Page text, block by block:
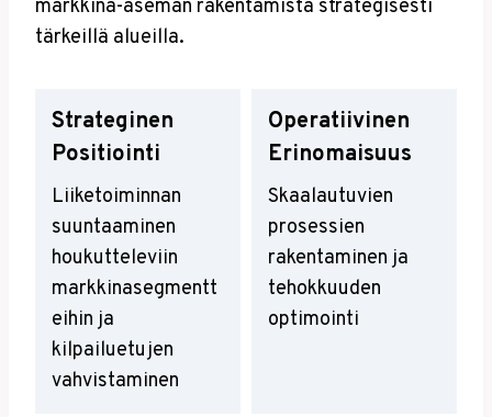
markkina-aseman rakentamista strategisesti
tärkeillä alueilla.
Strateginen
Positiointi
Liiketoiminnan
suuntaaminen
houkutteleviin
markkinasegmentt
eihin ja
kilpailuetujen
vahvistaminen
Operatiivinen
Erinomaisuus
Skaalautuvien
prosessien
rakentaminen ja
tehokkuuden
optimointi